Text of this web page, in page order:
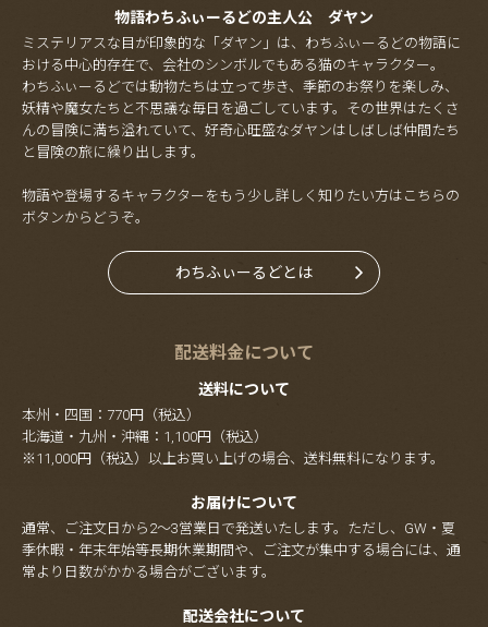
物語わちふぃーるどの主人公 ダヤン
ミステリアスな目が印象的な「ダヤン」は、わちふぃーるどの物語に
おける中心的存在で、会社のシンボルでもある猫のキャラクター。
わちふぃーるどでは動物たちは立って歩き、季節のお祭りを楽しみ、
妖精や魔女たちと不思議な毎日を過ごしています。その世界はたくさ
んの冒険に満ち溢れていて、好奇心旺盛なダヤンはしばしば仲間たち
と冒険の旅に繰り出します。
物語や登場するキャラクターをもう少し詳しく知りたい方はこちらの
ボタンからどうぞ。
わちふぃーるどとは
配送料金について
送料について
本州・四国：770円（税込）
北海道・九州・沖縄：1,100円（税込）
※11,000円（税込）以上お買い上げの場合、送料無料になります。
お届けについて
通常、ご注文日から2～3営業日で発送いたします。ただし、GW・夏
季休暇・年末年始等長期休業期間や、ご注文が集中する場合には、通
常より日数がかかる場合がございます。
配送会社について